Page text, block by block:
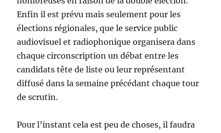
Enfin il est prévu mais seulement pour les
élections régionales, que le service public
audiovisuel et radiophonique organisera dans
chaque circonscription un débat entre les
candidats tête de liste ou leur représentant
diffusé dans la semaine précédant chaque tour
de scrutin.
Pour l’instant cela est peu de choses, il faudra